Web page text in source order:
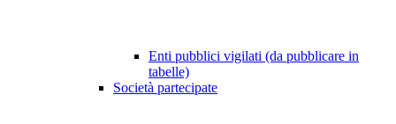
Enti pubblici vigilati (da pubblicare in
tabelle)
Società partecipate